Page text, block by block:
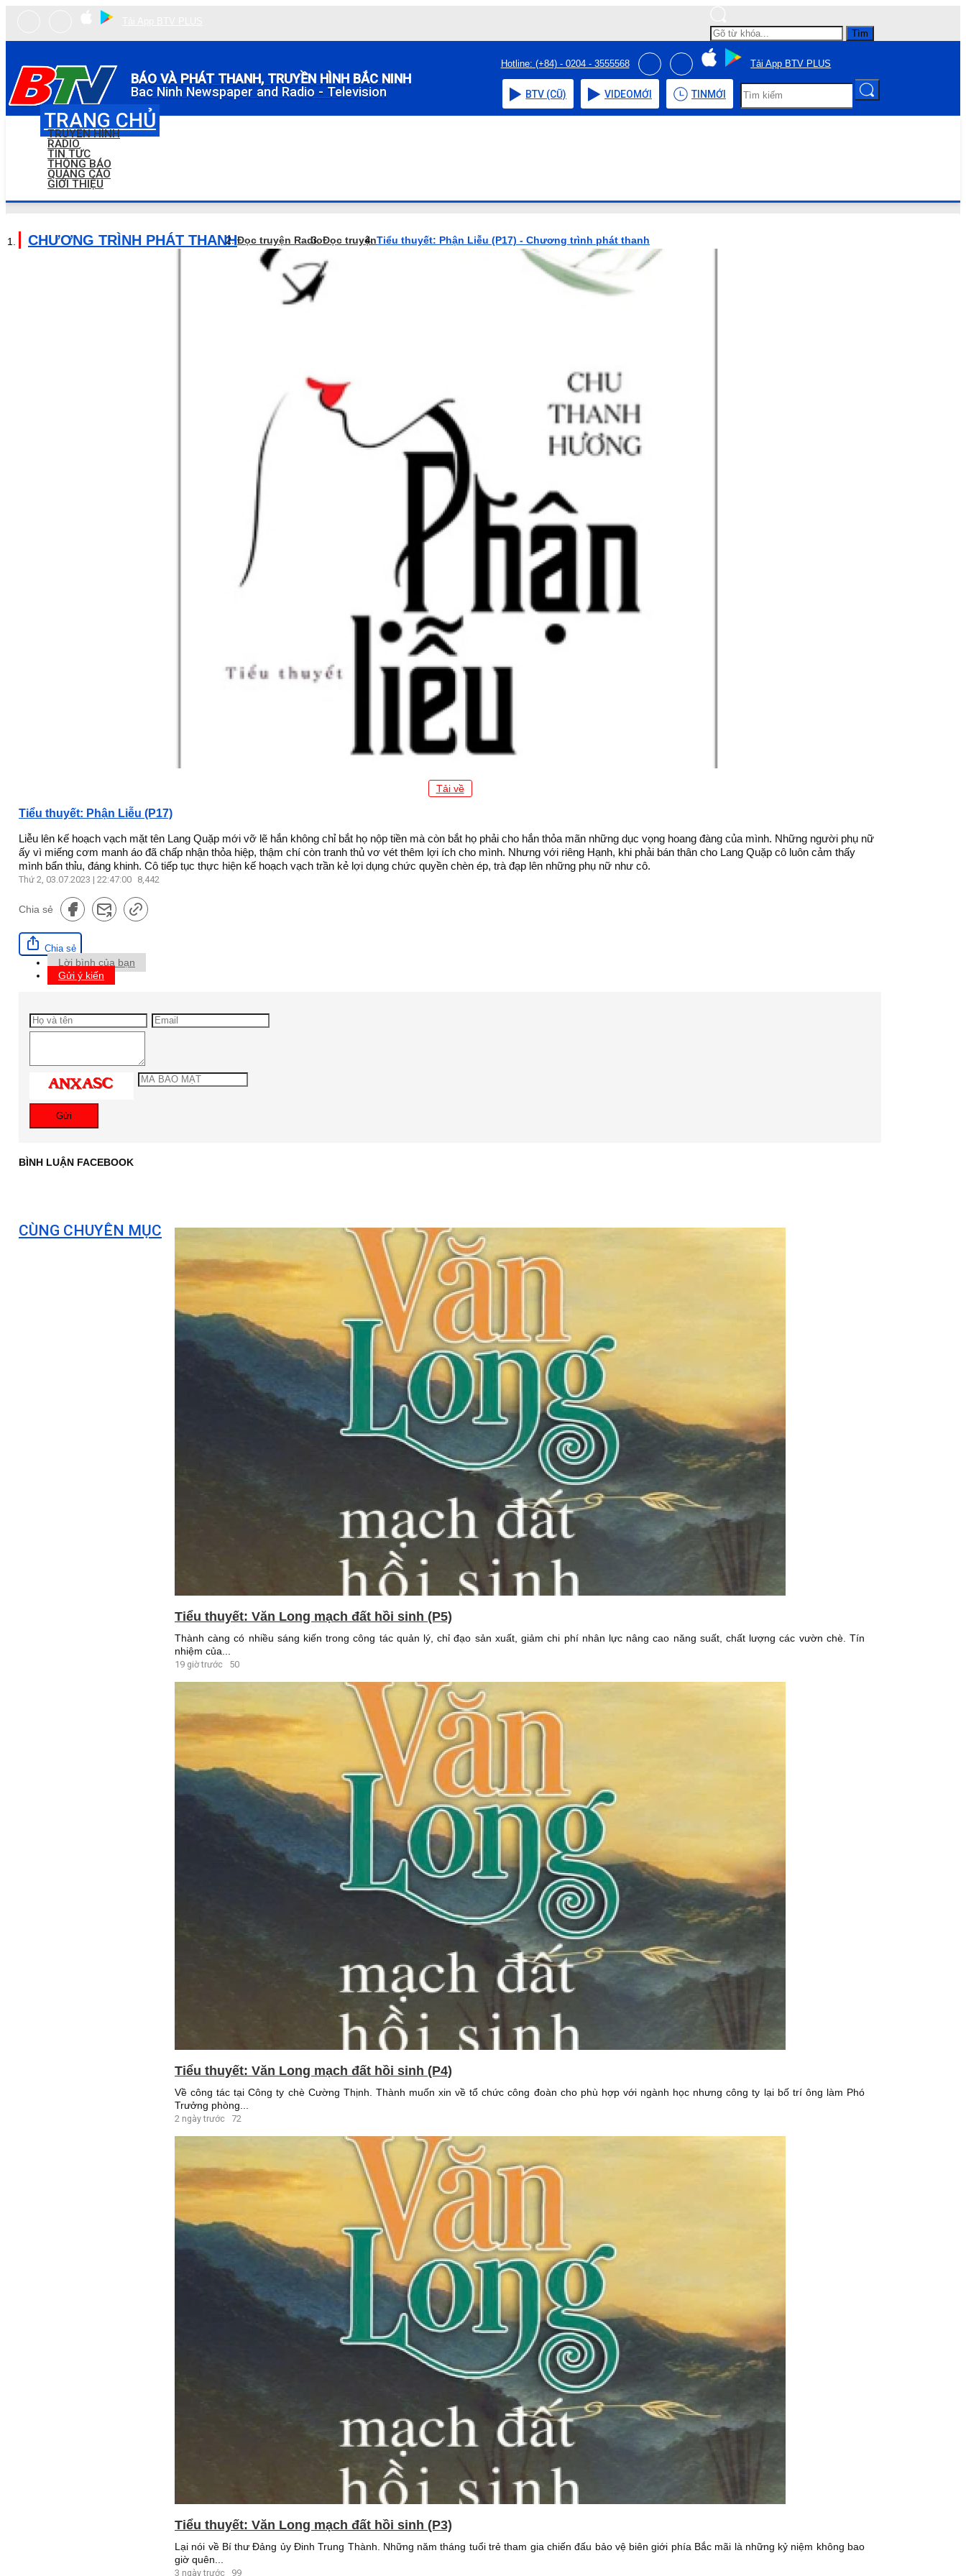
Tìm
BÁO VÀ PHÁT THANH, TRUYỀN HÌNH BẮC NINH
Bac Ninh Newspaper and Radio - Television
Hotline: (+84) - 0204 - 3555568 Tải App BTV PLUS
BTV (CŨ) VIDEOMỚI TIN MỚI
TRANG CHỦ
TRUYỀN HÌNH
RADIO
TIN TỨC
THÔNG BÁO
QUẢNG CÁO
GIỚI THIỆU
CHƯƠNG TRÌNH PHÁT THANHĐọc truyện RadioĐọc truyệnTiểu thuyết: Phận Liễu (P17) - Chương trình phát thanh
Tải về
Tiểu thuyết: Phận Liễu (P17)
Liễu lên kế hoạch vạch mặt tên Lang Quặp mới vỡ lẽ hắn không chỉ bắt họ nộp tiền mà còn bắt họ phải cho hắn thỏa mãn những dục vọng hoang đàng của mình. Những người phụ nữ
ấy vì miếng cơm manh áo đã chấp nhận thỏa hiệp, thậm chí còn tranh thủ vơ vét thêm lợi ích cho mình. Nhưng với riêng Hạnh, khi phải bán thân cho Lang Quặp cô luôn cảm thấy
mình bẩn thỉu, đáng khinh. Cô tiếp tục thực hiện kế hoạch vạch trần kẻ lợi dụng chức quyền chèn ép, trà đạp lên những phụ nữ như cô.
Thứ 2, 03.07.2023 | 22:47:00 8,442
Chia sẻ
Chia sẻ
Lời bình của bạn
Gửi ý kiến
Gửi
BÌNH LUẬN FACEBOOK
CÙNG CHUYÊN MỤC
Tiểu thuyết: Văn Long mạch đất hồi sinh (P5)
Thành càng có nhiều sáng kiến trong công tác quản lý, chỉ đạo sản xuất, giảm chi phí nhân lực nâng cao năng suất, chất lượng các vườn chè. Tín
nhiệm của...
19 giờ trước 50
Tiểu thuyết: Văn Long mạch đất hồi sinh (P4)
Về công tác tại Công ty chè Cường Thịnh. Thành muốn xin về tổ chức công đoàn cho phù hợp với ngành học nhưng công ty lại bố trí ông làm Phó
Trưởng phòng...
2 ngày trước 72
Tiểu thuyết: Văn Long mạch đất hồi sinh (P3)
Lại nói về Bí thư Đảng ủy Đinh Trung Thành. Những năm tháng tuổi trẻ tham gia chiến đấu bảo vệ biên giới phía Bắc mãi là những kỷ niệm không bao
giờ quên...
3 ngày trước 99